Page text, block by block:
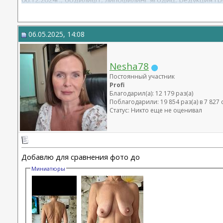
06.01.2026г. феморо пластика+липо ног - Бабикова М.А.
06.05.2025, 14:08
Nesha78
Постоянный участник
Profi
Благодарил(а): 12 179 раз(а)
Поблагодарили: 19 854 раз(а) в 7
Статус: Никто еще не оценивал
Добавлю для сравнения фото до
Миниатюры